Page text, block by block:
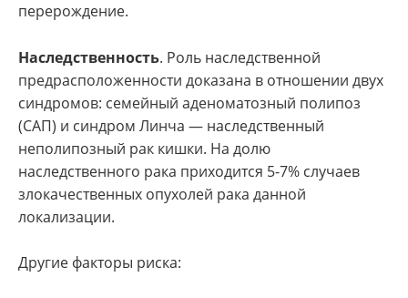
перерождение.
Наследственность. Роль наследственной
предрасположенности доказана в отношении двух
синдромов: семейный аденоматозный полипоз
(САП) и синдром Линча — наследственный
неполипозный рак кишки. На долю
наследственного рака приходится 5-7% случаев
злокачественных опухолей рака данной
локализации.
Другие факторы риска: